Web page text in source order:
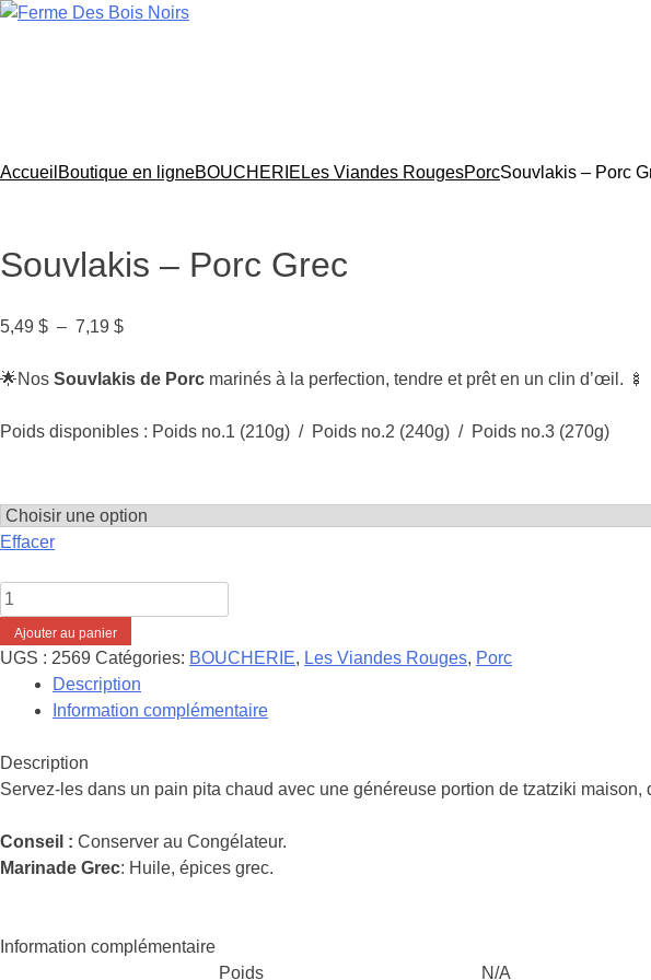
Aller
Accueil Boutique en ligneBOUCHERIE Les Viandes RougesPorcSouvlakis – Porc
Souvlakis – Porc Grec
5,49 $ – 7,19 $Plage
prix :
à
🌟Nos Souvlakis de Porc marinés à la perfection, tendre et prêt en un clin d’œil. 🍢
Poids disponibles : Poids no.1 (210g) / Poids no.2 (240g) / Poids no.3 (270g)
Effacer
quantité
de
Souvlakis
Ajouter au panier
UGS : 2569 Catégories: BOUCHERIE, Les Viandes Rouges, Porc
Description
Information complémentaire
Description
Servez-les dans un pain pita chaud avec une généreuse portion de tzatziki
Conseil : Conserver au Congélateur.
Marinade Grec: Huile, épices grec.
Information complémentaire
Poids
N/A